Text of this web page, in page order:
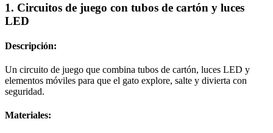
1. Circuitos de juego con tubos de cartón y luces
LED
Descripción:
Un circuito de juego que combina tubos de cartón, luces LED y
elementos móviles para que el gato explore, salte y divierta con
seguridad.
Materiales: